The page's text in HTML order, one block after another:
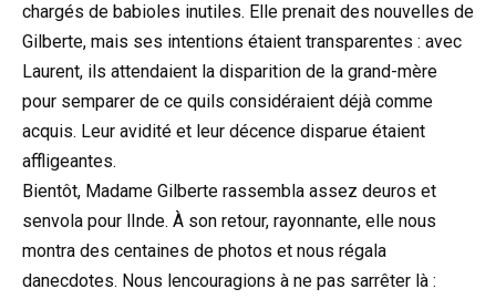
chargés de babioles inutiles. Elle prenait des nouvelles de
Gilberte, mais ses intentions étaient transparentes : avec
Laurent, ils attendaient la disparition de la grand-mère
pour semparer de ce quils considéraient déjà comme
acquis. Leur avidité et leur décence disparue étaient
affligeantes.
Bientôt, Madame Gilberte rassembla assez deuros et
senvola pour lInde. À son retour, rayonnante, elle nous
montra des centaines de photos et nous régala
danecdotes. Nous lencouragions à ne pas sarrêter là :